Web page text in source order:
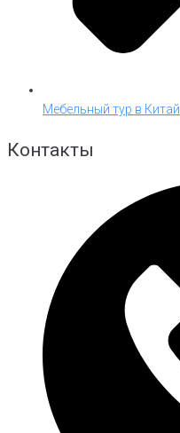
Мебельный тур в Китай
Контакты